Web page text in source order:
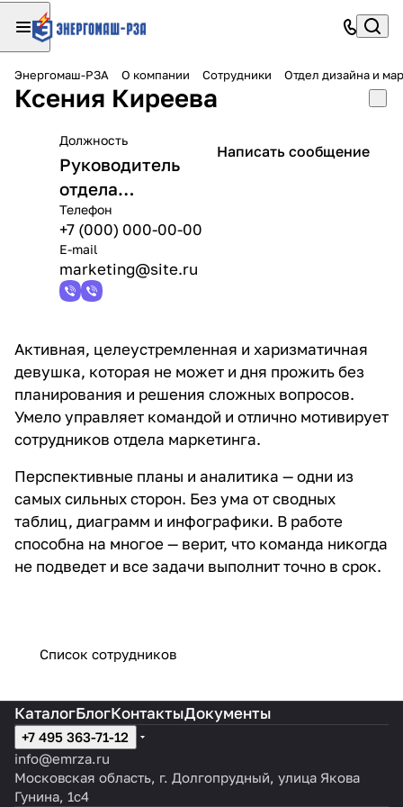
Энергомаш-РЗА О компании Сотрудники Отдел дизайна и
Ксения Киреева
Должность
Руководитель
отдела
маркетинга
Телефон
+7 (000) 000-00-00
E-mail
marketing@site.ru
Написать сообщение
Активная, целеустремленная и харизматичная
девушка, которая не может и дня прожить без
планирования и решения сложных вопросов.
Умело управляет командой и отлично мотивирует
сотрудников отдела маркетинга.
Перспективные планы и аналитика — одни из
самых сильных сторон. Без ума от сводных
таблиц, диаграмм и инфографики. В работе
способна на многое — верит, что команда никогда
не подведет и все задачи выполнит точно в срок.
Список сотрудников
КаталогБлогКонтактыДокументы
+7 495 363-71-12
info@emrza.ru
Московская область, г. Долгопрудный, улица Якова
Гунина, 1с4